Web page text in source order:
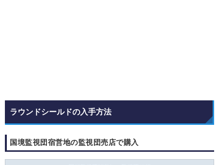
ラウンドシールドの入手方法
国境監視団宿営地の監視団売店で購入